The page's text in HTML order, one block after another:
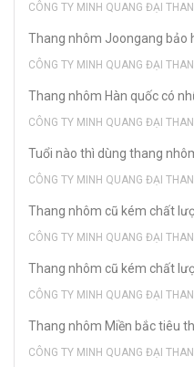
CÔNG TY MINH QUANG ĐẠI
Thang nhôm Joongang bảo
CÔNG TY MINH QUANG ĐẠI
Thang nhôm Hàn quốc có
CÔNG TY MINH QUANG ĐẠI
Tuổi nào thì dùng thang
CÔNG TY MINH QUANG ĐẠI
Thang nhôm cũ kém chất
CÔNG TY MINH QUANG ĐẠI
Thang nhôm cũ kém chất
CÔNG TY MINH QUANG ĐẠI
Thang nhôm Miền bắc tiêu
CÔNG TY MINH QUANG ĐẠI